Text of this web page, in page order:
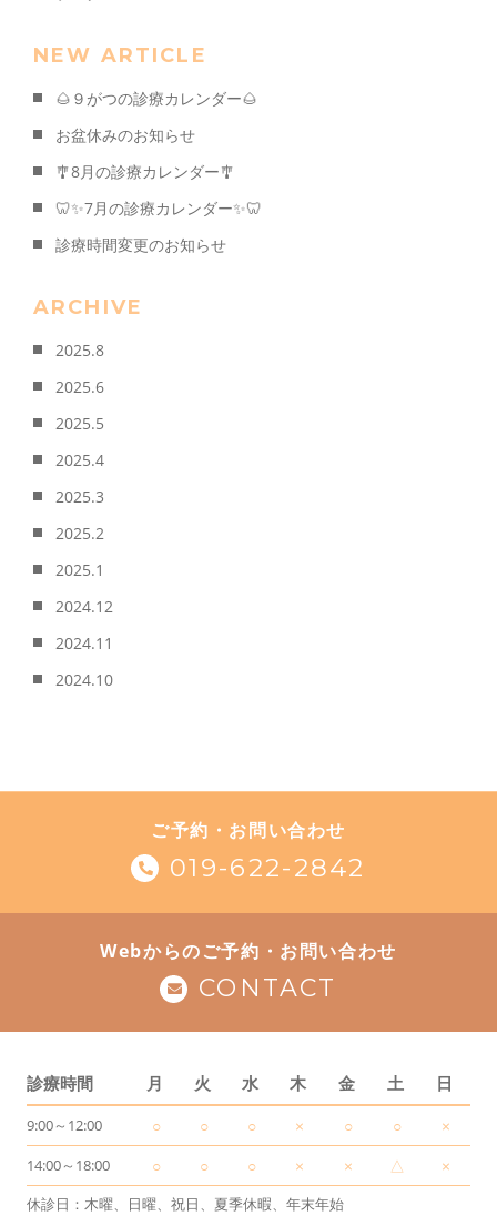
NEW ARTICLE
🌰９がつの診療カレンダー🌰
お盆休みのお知らせ
🎐8月の診療カレンダー🎐
🦷✨7月の診療カレンダー✨🦷
診療時間変更のお知らせ
ARCHIVE
2025.8
2025.6
2025.5
2025.4
2025.3
2025.2
2025.1
2024.12
2024.11
2024.10
ご予約・お問い合わせ
019-622-2842
Webからのご予約・お問い合わせ
CONTACT
診療時間 月 火 水 木 金 土 日
9:00～12:00 ○ ○ ○ × ○ ○ ×
14:00～18:00 ○ ○ ○ × × △ ×
休診日：木曜、日曜、祝日、夏季休暇、年末年始